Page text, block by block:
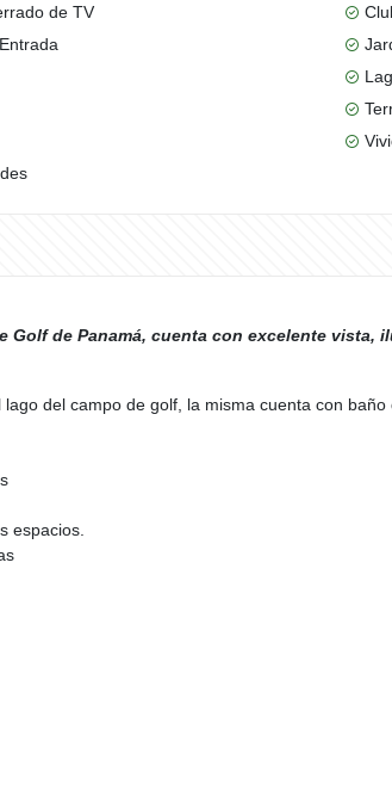
de TV
Golf de Panamá, cuenta con excelente vista,
del campo de golf, la misma cuenta con baño
espacios.